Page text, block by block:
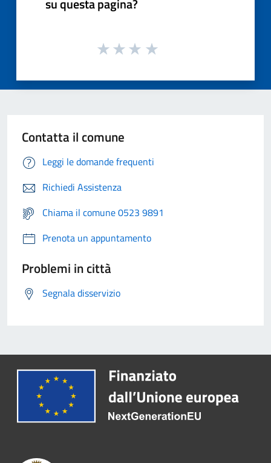
Contatta il comune
Leggi le domande frequenti
Richiedi Assistenza
Chiama il comune 0523 9891
Prenota un appuntamento
Problemi in città
Segnala disservizio